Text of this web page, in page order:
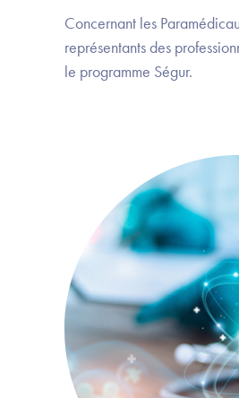
Concernant les
représentants des
le programme Ségur.